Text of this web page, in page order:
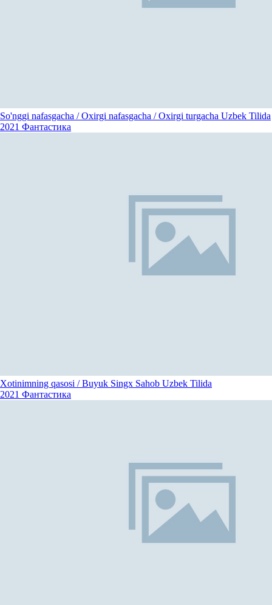
So'nggi nafasgacha / Oxirgi nafasgacha / Oxirgi turgacha Uzbek Tilida
2021 Фантастика
Xotinimning qasosi / Buyuk Singx Sahob Uzbek Tilida
2021 Фантастика